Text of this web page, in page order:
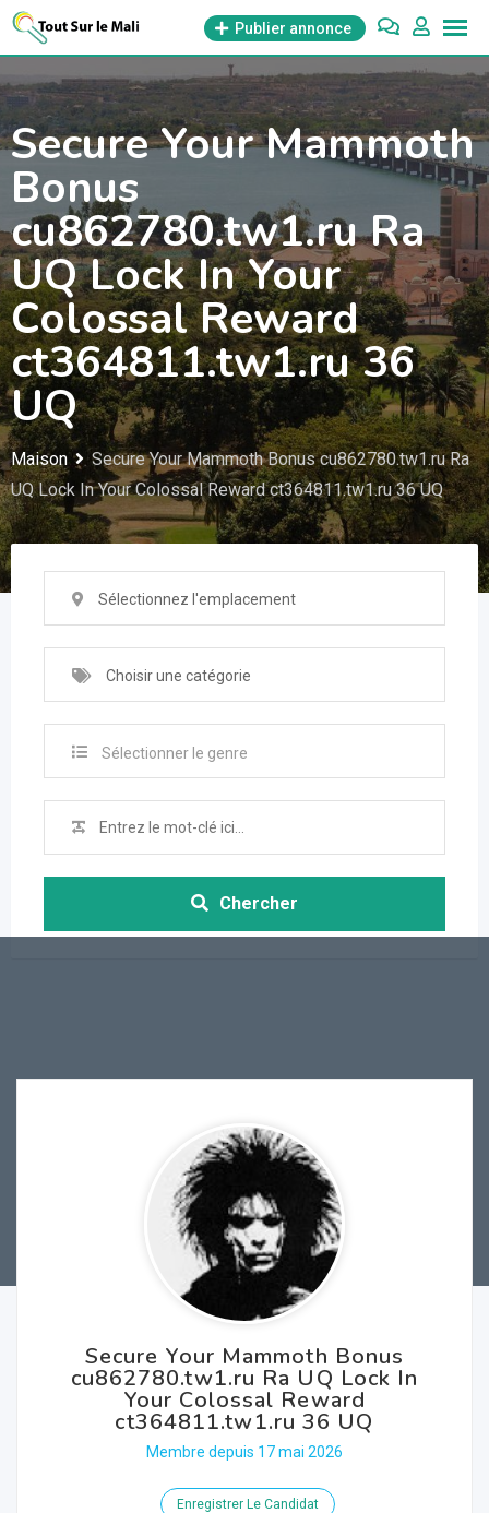
Aller
Publier annonce
Secure Your Mammoth
Bonus
cu862780.tw1.ru Ra
UQ Lock In Your
Colossal Reward
ct364811.tw1.ru 36
UQ
Maison
Secure Your Mammoth Bonus cu862780.tw1.ru Ra
UQ Lock In Your Colossal Reward ct364811.tw1.ru 36 UQ
Sélectionnez l'emplacement
Choisir une catégorie
Sélectionner le genre
Chercher
Secure Your Mammoth Bonus
cu862780.tw1.ru Ra UQ Lock In
Your Colossal Reward
ct364811.tw1.ru 36 UQ
Membre depuis 17 mai 2026
Enregistrer Le Candidat